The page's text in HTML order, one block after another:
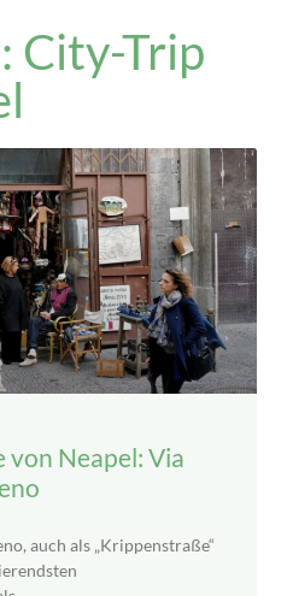
City-Trip
Neapel: Via
auch als „Krippenstraße“